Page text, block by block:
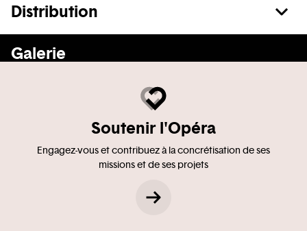
Distribution
Galerie
Soutenir l'Opéra
Engagez-vous et contribuez à la concrétisation de ses
missions et de ses projets